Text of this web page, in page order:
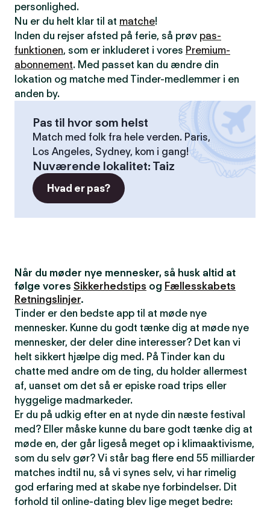
personlighed.
Nu er du helt klar til at matche!
Inden du rejser afsted på ferie, så prøv pas-
funktionen, som er inkluderet i vores Premium-
abonnement. Med passet kan du ændre din
lokation og matche med Tinder-medlemmer i en
anden by.
Pas til hvor som helst
Match med folk fra hele verden. Paris,
Los Angeles, Sydney, kom i gang!
Nuværende lokalitet: Taiz
Hvad er pas?
Når du møder nye mennesker, så husk altid at
følge vores Sikkerhedstips og Fællesskabets
Retningslinjer.
Tinder er den bedste app til at møde nye
mennesker. Kunne du godt tænke dig at møde nye
mennesker, der deler dine interesser? Det kan vi
helt sikkert hjælpe dig med. På Tinder kan du
chatte med andre om de ting, du holder allermest
af, uanset om det så er episke road trips eller
hyggelige madmarkeder.
Er du på udkig efter en at nyde din næste festival
med? Eller måske kunne du bare godt tænke dig at
møde en, der går ligeså meget op i klimaaktivisme,
som du selv gør? Vi står bag flere end 55 milliarder
matches indtil nu, så vi synes selv, vi har rimelig
god erfaring med at skabe nye forbindelser. Dit
forhold til online-dating blev lige meget bedre: